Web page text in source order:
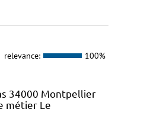
relevance: 100%
34000 Montpellier
métier Le